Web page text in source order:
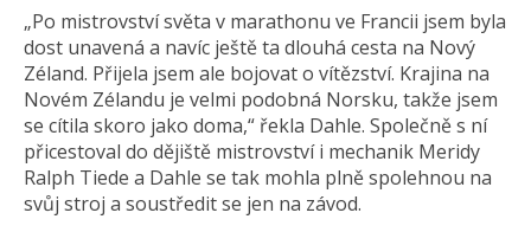
„Po mistrovství světa v marathonu ve Francii jsem byla
dost unavená a navíc ještě ta dlouhá cesta na Nový
Zéland. Přijela jsem ale bojovat o vítězství. Krajina na
Novém Zélandu je velmi podobná Norsku, takže jsem
se cítila skoro jako doma,“ řekla Dahle. Společně s ní
přicestoval do dějiště mistrovství i mechanik Meridy
Ralph Tiede a Dahle se tak mohla plně spolehnou na
svůj stroj a soustředit se jen na závod.